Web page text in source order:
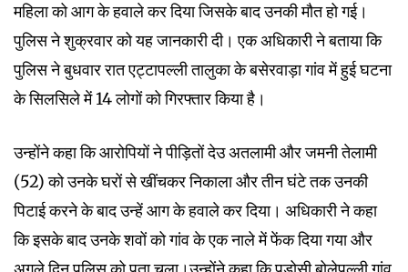
महिला को आग के हवाले कर दिया जिसके बाद उनकी मौत हो गई।
पुलिस ने शुक्रवार को यह जानकारी दी। एक अधिकारी ने बताया कि
पुलिस ने बुधवार रात एट्टापल्ली तालुका के बसेरवाड़ा गांव में हुई घटना
के सिलसिले में 14 लोगों को गिरफ्तार किया है।
उन्होंने कहा कि आरोपियों ने पीड़ितों देउ अतलामी और जमनी तेलामी
(52) को उनके घरों से खींचकर निकाला और तीन घंटे तक उनकी
पिटाई करने के बाद उन्हें आग के हवाले कर दिया। अधिकारी ने कहा
कि इसके बाद उनके शवों को गांव के एक नाले में फेंक दिया गया और